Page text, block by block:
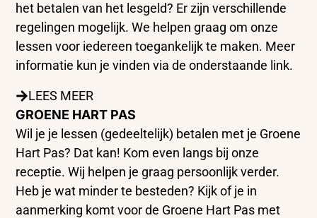
het betalen van het lesgeld? Er zijn verschillende
regelingen mogelijk. We helpen graag om onze
lessen voor iedereen toegankelijk te maken. Meer
informatie kun je vinden via de onderstaande link.
LEES MEER
GROENE HART PAS
Wil je je lessen (gedeeltelijk) betalen met je Groene
Hart Pas? Dat kan! Kom even langs bij onze
receptie. Wij helpen je graag persoonlijk verder.
Heb je wat minder te besteden? Kijk of je in
aanmerking komt voor de Groene Hart Pas met